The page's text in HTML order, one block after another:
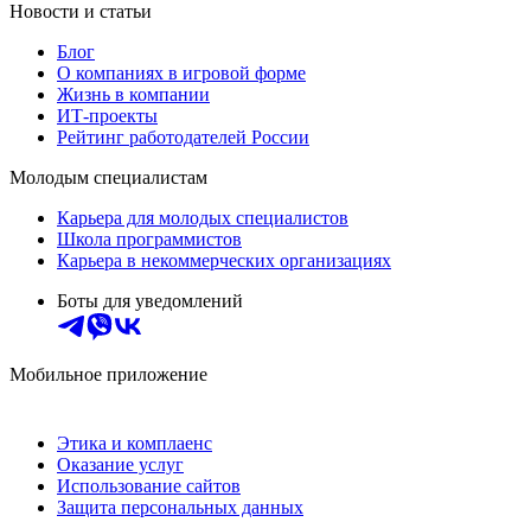
Новости и статьи
Блог
О компаниях в игровой форме
Жизнь в компании
ИТ-проекты
Рейтинг работодателей России
Молодым специалистам
Карьера для молодых специалистов
Школа программистов
Карьера в некоммерческих организациях
Боты для уведомлений
Мобильное приложение
Этика и комплаенс
Оказание услуг
Использование сайтов
Защита персональных данных